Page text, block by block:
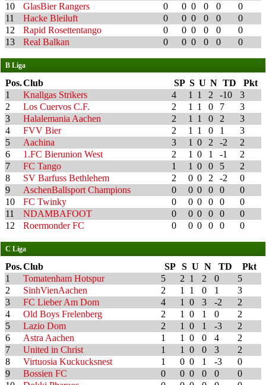
10
GlasBier Rangers 0 0 0 0 0
0
11
Hacke Bleiluft 0 0 0 0 0
0
12
Rapid Rosettentango 0 0 0 0 0
0
13
Real Balkan 0 0 0 0 0 0
B Liga
Pos.Club SP S U N TD
Pkt
1
Knallgas Strikers 4 1 1 2 -10
3
2
Los Cuervos C.F. 2 1 1 0 7
3
3
Halalemania Aachen 2 1 1 0 2
3
4
FVV Bier 2 1 1 0 1
3
5
Aachina 3 1 0 2 -2
2
6
1.FC Bierunion West 2 1 0 1 -1
2
7
FC Tango 1 1 0 0 5
2
8
SV Barfuss Bethlehem 2 0 0 2 -2
0
9
AschenBallsport Champions 0 0 0 0 0
0
10
FC Twinky 0 0 0 0 0
0
11
NDAMBAFOOT 0 0 0 0 0
0
12
Roermonder FC 0 0 0 0 0 0
C Liga
Pos.Club SP S U N TD
Pkt
1
Tomatenham Hotspur 5 2 1 2 0
5
2
SinhVienAachen 2 1 1 0 1
3
3
FC Lieber Am Dom 4 1 0 3 -2
2
4
Old Boys Frelenberg 2 1 0 1 0
2
5
Lazio Dom 2 1 0 1 -3
2
6
Astra Aachen 1 1 0 0 4
2
7
United in Christ 1 1 0 0 3
2
8
Virtuosia Kuckucksnest 1 0 0 1 -3
0
9
Bossien FC 0 0 0 0 0
0